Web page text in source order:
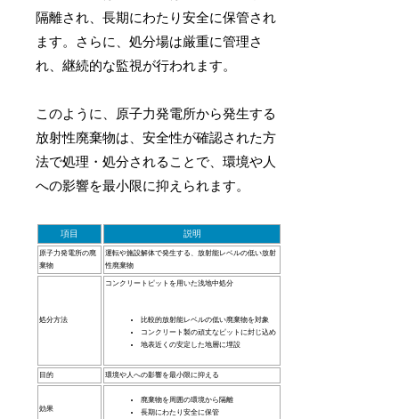
隔離され、長期にわたり安全に保管され
ます。さらに、処分場は厳重に管理さ
れ、継続的な監視が行われます。
このように、原子力発電所から発生する
放射性廃棄物は、安全性が確認された方
法で処理・処分されることで、環境や人
への影響を最小限に抑えられます。
項目 説明
原子力発電所の廃
棄物
運転や施設解体で発生する、放射能レベルの低い放射
性廃棄物
処分方法
コンクリートピットを用いた浅地中処分
比較的放射能レベルの低い廃棄物を対象
コンクリート製の頑丈なピットに封じ込め
地表近くの安定した地層に埋設
目的 環境や人への影響を最小限に抑える
効果
廃棄物を周囲の環境から隔離
長期にわたり安全に保管